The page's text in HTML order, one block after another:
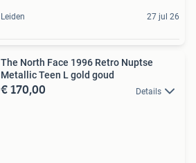
Leiden 27 jul 26
The North Face 1996 Retro Nuptse
Metallic Teen L gold goud
€ 170,00 Details